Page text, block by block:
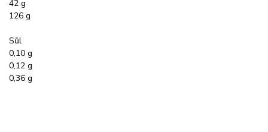
42 g
126 g
Sůl
0,10 g
0,12 g
0,36 g